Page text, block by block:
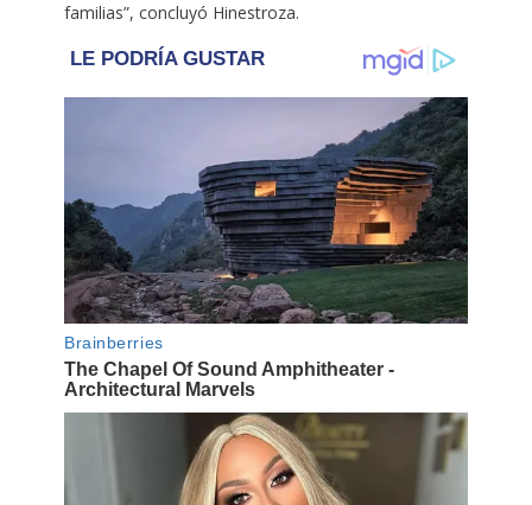
familias”, concluyó Hinestroza.